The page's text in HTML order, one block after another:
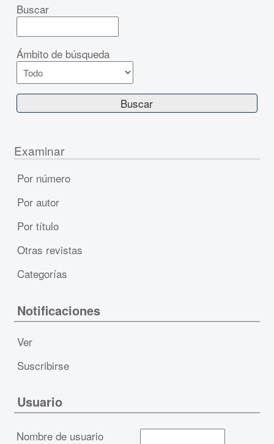
Buscar
Ámbito de búsqueda
Examinar
Por número
Por autor
Por título
Otras revistas
Categorías
Notificaciones
Ver
Suscribirse
Usuario
Nombre de usuario